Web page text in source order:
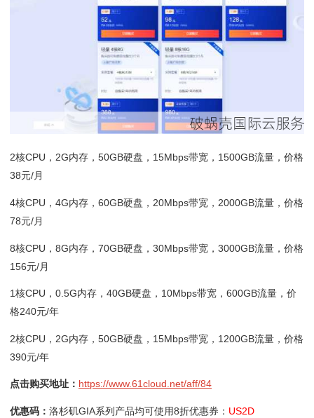
2核CPU，2G内存，50GB硬盘，15Mbps带宽，1500GB流量，价格
38元/月
4核CPU，4G内存，60GB硬盘，20Mbps带宽，2000GB流量，价格
78元/月
8核CPU，8G内存，70GB硬盘，30Mbps带宽，3000GB流量，价格
156元/月
1核CPU，0.5G内存，40GB硬盘，10Mbps带宽，600GB流量，价
格240元/年
2核CPU，2G内存，50GB硬盘，15Mbps带宽，1200GB流量，价格
390元/年
点击购买地址： https://www.61cloud.net/aff/84
优惠码： 洛杉矶GIA系列产品均可使用8折优惠券： US2D